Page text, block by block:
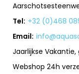
Tel: +32 (0)468
Email:
Jaarlijkse
Webshop 24h